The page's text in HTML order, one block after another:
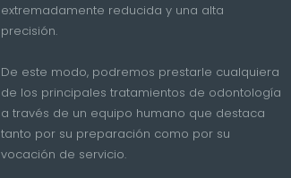
extremadamente reducida y una alta
precisión.
De este modo, podremos prestarle cualquiera
de los principales tratamientos de odontología
a través de un equipo humano que destaca
tanto por su preparación como por su
vocación de servicio.